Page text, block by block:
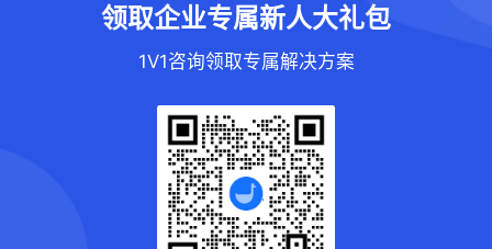
领取企业专属新人大礼包
1V1咨询领取专属解决方案